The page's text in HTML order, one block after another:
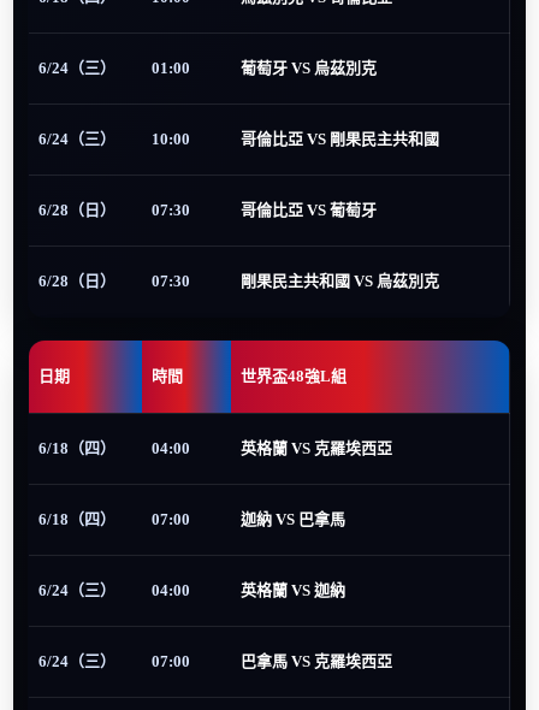
6/24（三） 01:00 葡萄牙 VS 烏茲別克
6/24（三） 10:00 哥倫比亞 VS 剛果民主共和國
6/28（日） 07:30 哥倫比亞 VS 葡萄牙
6/28（日） 07:30 剛果民主共和國 VS 烏茲別克
日期 時間 世界盃48強L組
6/18（四） 04:00 英格蘭 VS 克羅埃西亞
6/18（四） 07:00 迦納 VS 巴拿馬
6/24（三） 04:00 英格蘭 VS 迦納
6/24（三） 07:00 巴拿馬 VS 克羅埃西亞